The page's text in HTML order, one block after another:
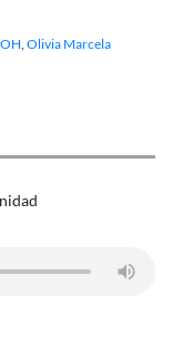
Olivia Marcela